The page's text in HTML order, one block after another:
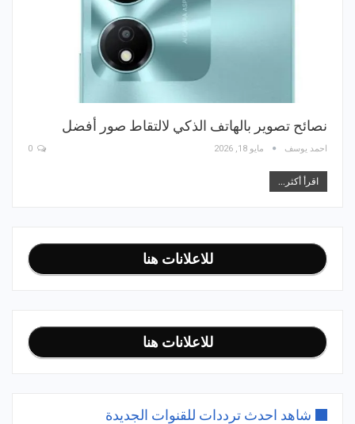
نصائح تصوير بالهاتف الذكي لالتقاط صور أفضل
احمد يوسف مايو 18, 2026
اقرأ أكثر...
للاعلانات هنا
للاعلانات هنا
شاهد احدث ترددات للقنوات الجديدة